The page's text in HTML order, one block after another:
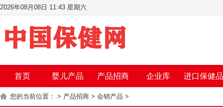
2026年08月08日 11:43 星期六
首页 婴儿产品 产品招商 企业库 进口保健品
您的当前位置： > 产品招商 > 会销产品 >